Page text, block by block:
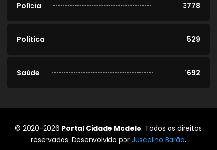
Polícia 3778
Política 529
Saúde 1692
© 2020-2026 Portal Cidade Modelo. Todos os direitos
reservados. Desenvolvido por Juscelino Barão.